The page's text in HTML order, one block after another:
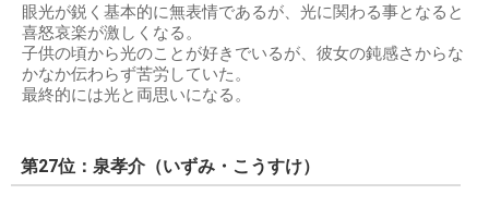
眼光が鋭く基本的に無表情であるが、光に関わる事となると
喜怒哀楽が激しくなる。
子供の頃から光のことが好きでいるが、彼女の鈍感さからな
かなか伝わらず苦労していた。
最終的には光と両思いになる。
第27位：泉孝介（いずみ・こうすけ）